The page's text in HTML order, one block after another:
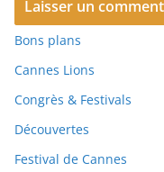
Bons plans
Cannes Lions
Congrès & Festivals
Découvertes
Festival de Cannes